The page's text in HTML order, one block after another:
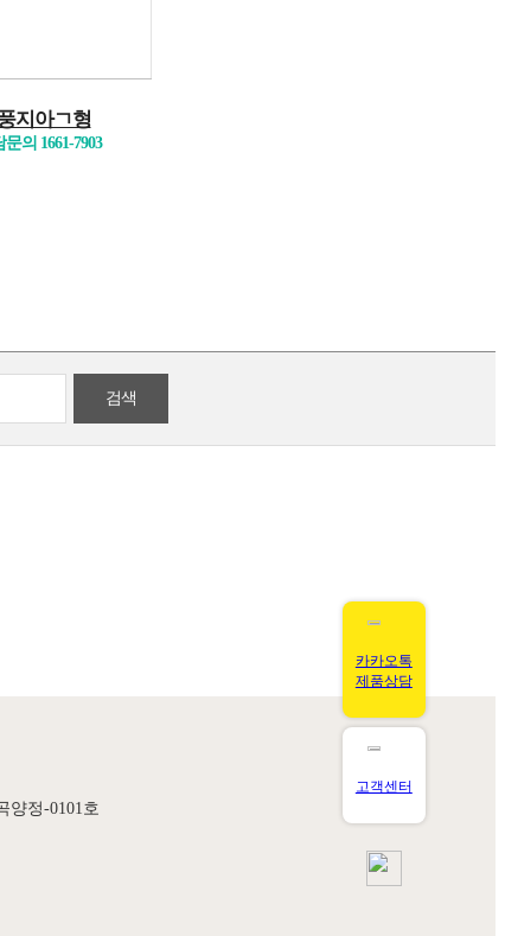
카카오톡
제품상담
고객센터
지아ㄱ형
문의 1661-7903
검색
양정-0101호